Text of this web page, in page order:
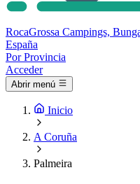
RocaGrossa Campings,
España
Por Provincia
Acceder
Abrir menú
Inicio
A Coruña
Palmeira